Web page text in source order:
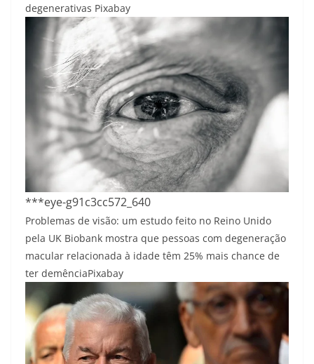
degenerativas Pixabay
***eye-g91c3cc572_640
Problemas de visão: um estudo feito no Reino Unido
pela UK Biobank mostra que pessoas com degeneração
macular relacionada à idade têm 25% mais chance de
ter demênciaPixabay